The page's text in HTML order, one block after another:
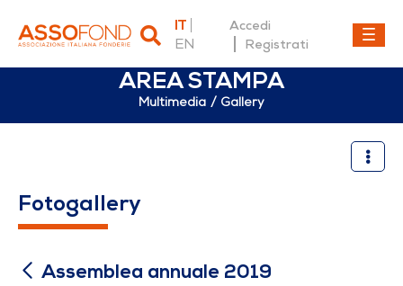
IT
EN
Accedi
Registrati
AREA STAMPA
Multimedia Gallery
Assemblea annuale 2019
Fotogallery
Assemblea annuale 2019